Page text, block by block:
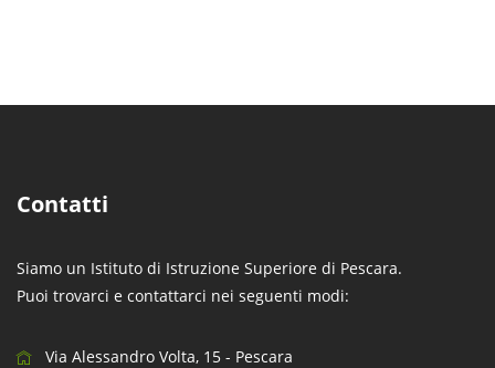
Contatti
Siamo un Istituto di Istruzione Superiore di Pescara.
Puoi trovarci e contattarci nei seguenti modi:
Via Alessandro Volta, 15 - Pescara